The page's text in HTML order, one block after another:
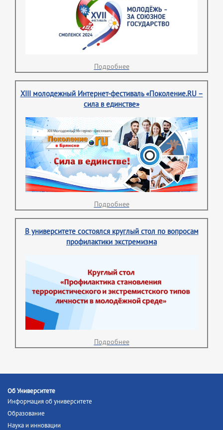
Подробнее
XIII молодежный Интернет-фестиваль «Поколение.RU –
сила в единстве»
Подробнее
В университете состоялся круглый стол по вопросам
профилактики экстремизма
Подробнее
Об Университете
Информация об университете
Образование
Наука и инновации